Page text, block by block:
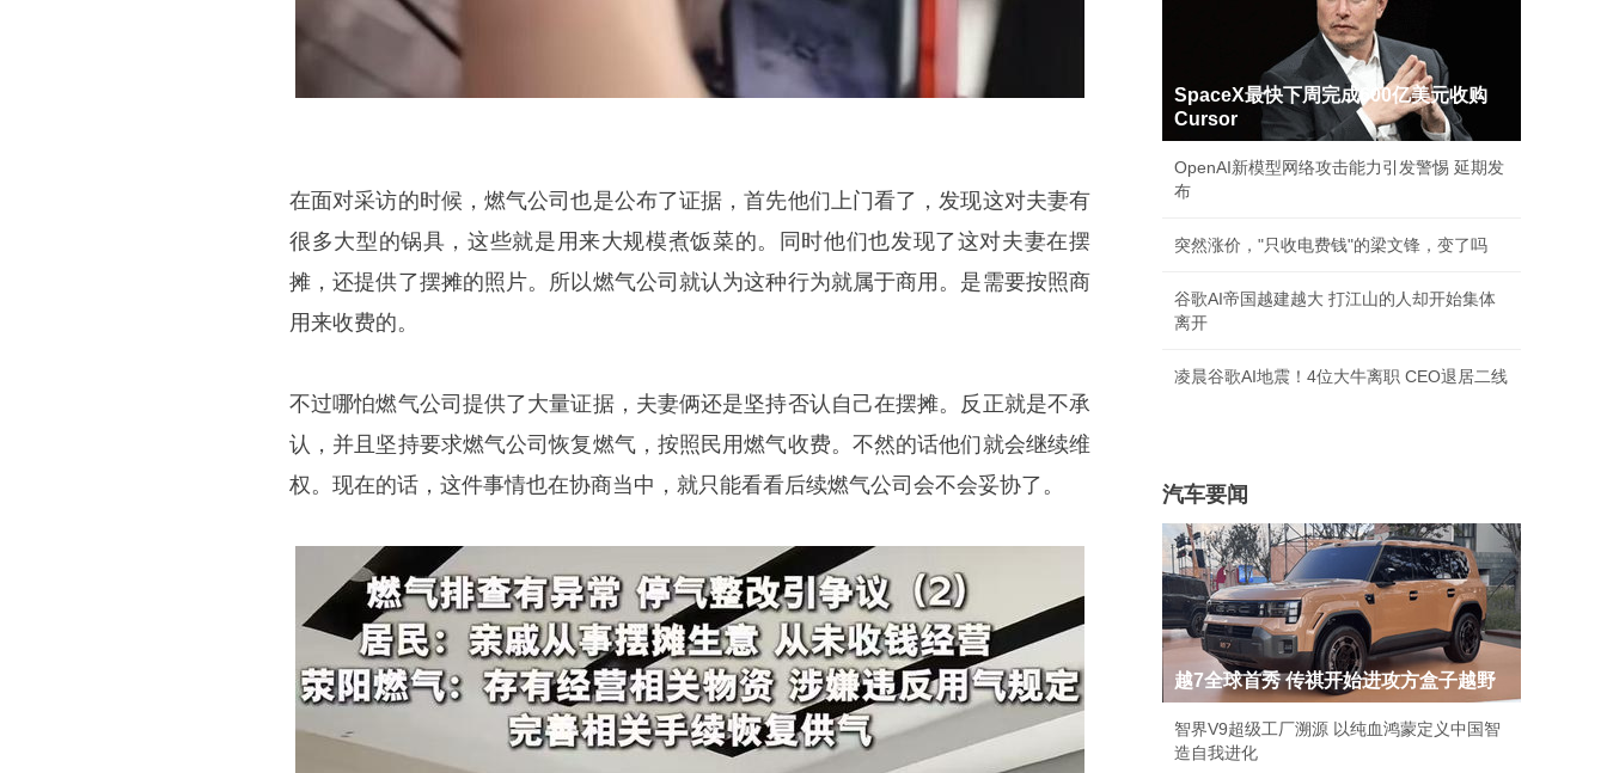
在面对采访的时候，燃气公司也是公布了证据，首先他们上门看了，发现这对夫妻有
很多大型的锅具，这些就是用来大规模煮饭菜的。同时他们也发现了这对夫妻在摆
摊，还提供了摆摊的照片。所以燃气公司就认为这种行为就属于商用。是需要按照商
用来收费的。
不过哪怕燃气公司提供了大量证据，夫妻俩还是坚持否认自己在摆摊。反正就是不承
认，并且坚持要求燃气公司恢复燃气，按照民用燃气收费。不然的话他们就会继续维
权。现在的话，这件事情也在协商当中，就只能看看后续燃气公司会不会妥协了。
SpaceX最快下周完成600亿美元收购
Cursor
OpenAI新模型网络攻击能力引发警惕 延期发
布
突然涨价，"只收电费钱"的梁文锋，变了吗
谷歌AI帝国越建越大 打江山的人却开始集体
离开
凌晨谷歌AI地震！4位大牛离职 CEO退居二线
汽车要闻
越7全球首秀 传祺开始进攻方盒子越野
智界V9超级工厂溯源 以纯血鸿蒙定义中国智
造自我进化